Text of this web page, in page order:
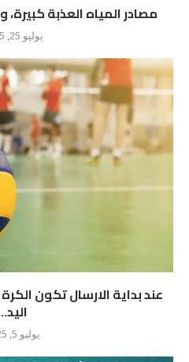
مصادر المياه العذبة
يوليو 25, 2025
عند بداية الارسال تكون
يوليو 5, 2025